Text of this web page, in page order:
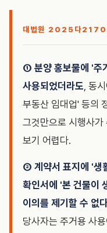
대법원 2025다
① 분양 홍보물에 '주
사용되었더라도, 동
부동산 임대업' 등의
그것만으로 시행사가
보기 어렵다.
② 계약서 표지에 '생
확인서에 '본 건물이
이의를 제기할 수 없
당사자는 주거용 사